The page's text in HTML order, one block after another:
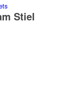
Stiel